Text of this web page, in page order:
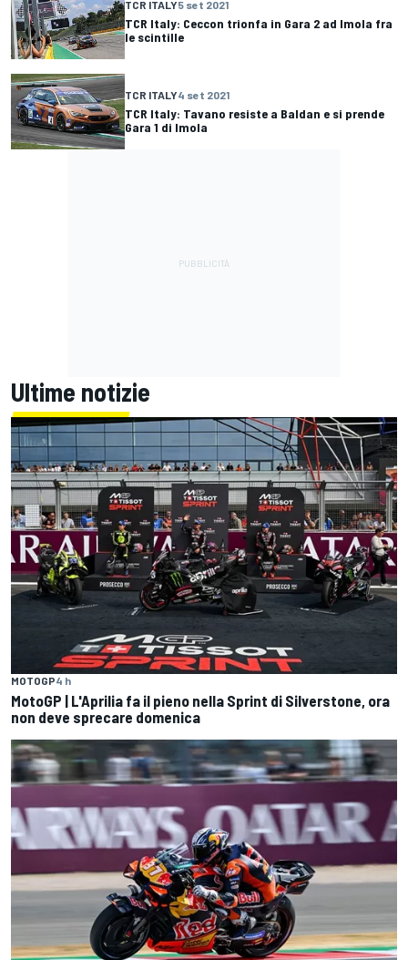
TCR ITALY5 set 2021
TCR Italy: Ceccon trionfa in Gara 2 ad Imola fra
le scintille
TCR ITALY4 set 2021
TCR Italy: Tavano resiste a Baldan e si prende
Gara 1 di Imola
Ultime notizie
MOTOGP4 h
MotoGP | L'Aprilia fa il pieno nella Sprint di Silverstone, ora
non deve sprecare domenica